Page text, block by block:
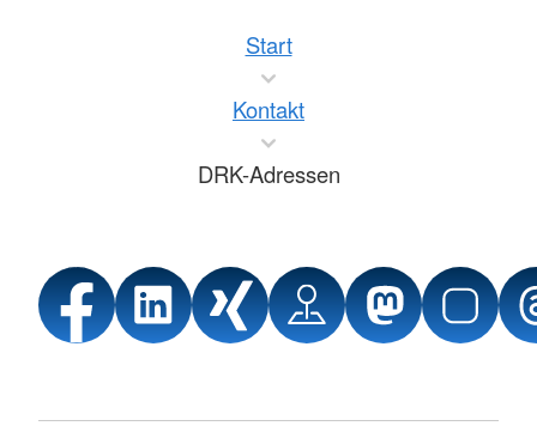
Start
Kontakt
DRK-Adressen